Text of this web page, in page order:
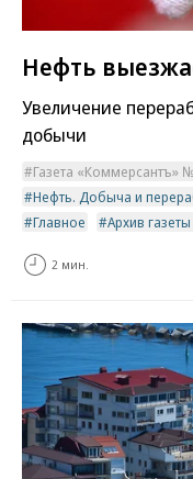
Нефть
Увеличение
добычи
Газета «Коммерсантъ»
Нефть. Добыча и
Главное
Архив
2 мин.